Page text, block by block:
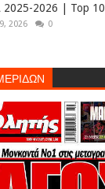
2025-2026 | Top
2026 0